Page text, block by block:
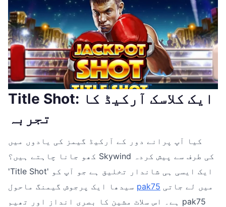
Title Shot: ایک کلاسک آرکیڈ کا
تجربہ
کیا آپ پرانے دور کے آرکیڈ گیمز کی یادوں میں
کھو جانا چاہتے ہیں؟ Skywind کی طرف سے پیش کردہ
'Title Shot' ایک ایسی ہی شاندار تخلیق ہے جو آپ کو
pak75
ہے۔ اس سلاٹ مشین کا بصری انداز اور تھیم pak75